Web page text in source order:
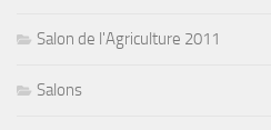
Salon de l'Agriculture 2011
Salons